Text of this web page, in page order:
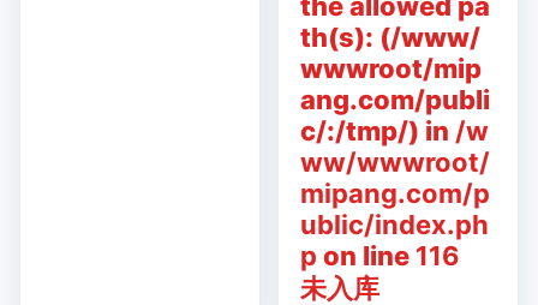
th(s): (/www/
wwwroot/mip
ang.com/publi
c/:/tmp/) in /w
ww/wwwroot/
mipang.com/p
ublic/index.ph
p on line 116
未入库